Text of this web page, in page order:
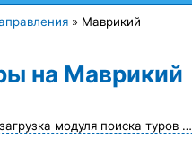
» Маврикий
на Маврикий
модуля поиска туров …